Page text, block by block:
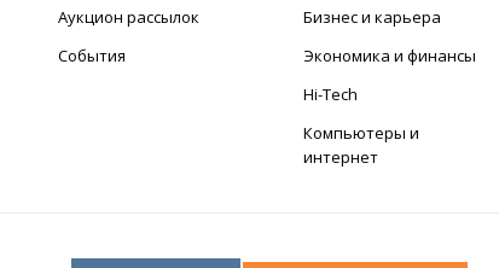
Аукцион рассылок
События
Бизнес и карьера
Экономика и финансы
Hi-Tech
Компьютеры и
интернет